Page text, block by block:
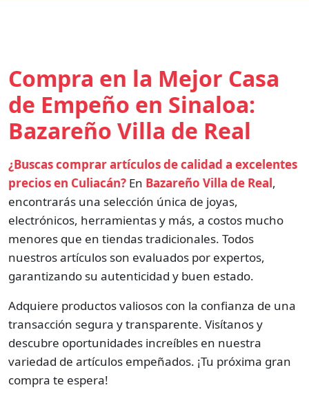
Compra en la Mejor Casa
de Empeño en Sinaloa:
Bazareño Villa de Real
¿Buscas comprar artículos de calidad a excelentes
precios en Culiacán? En Bazareño Villa de Real,
encontrarás una selección única de joyas,
electrónicos, herramientas y más, a costos mucho
menores que en tiendas tradicionales. Todos
nuestros artículos son evaluados por expertos,
garantizando su autenticidad y buen estado.
Adquiere productos valiosos con la confianza de una
transacción segura y transparente. Visítanos y
descubre oportunidades increíbles en nuestra
variedad de artículos empeñados. ¡Tu próxima gran
compra te espera!